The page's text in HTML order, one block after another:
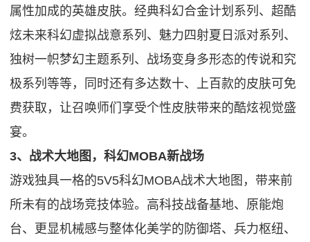
属性加成的英雄皮肤。经典科幻合金计划系列、超酷
炫未来科幻虚拟战意系列、魅力四射夏日派对系列、
独树一帜梦幻主题系列、战场变身多形态的传说和究
极系列等等，同时还有多达数十、上百款的皮肤可免
费获取，让召唤师们享受个性皮肤带来的酷炫视觉盛
宴。
3、战术大地图，科幻MOBA新战场
游戏独具一格的5V5科幻MOBA战术大地图，带来前
所未有的战场竞技体验。高科技战备基地、原能炮
台、更显机械感与整体化美学的防御塔、兵力枢纽、